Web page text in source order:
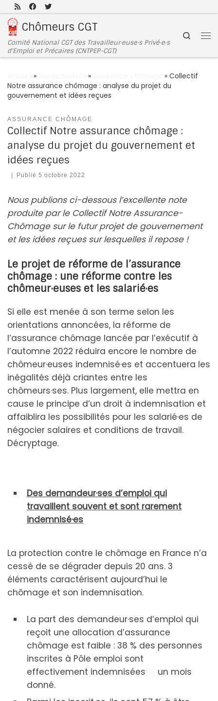
Passer au contenu
Chômeurs CGT
Comité National CGT des Travailleur·euse·s Privé·e·s
d'Emploi et Précaires (CNTPEP-CGT)
Search
» » » Collectif
Notre assurance chômage : analyse du projet du
gouvernement et idées reçues
ASSURANCE CHÔMAGE
Collectif Notre assurance chômage :
analyse du projet du gouvernement et
idées reçues
| Publié5 octobre 2022
Nous publions ci-dessous l’excellente note
produite par le Collectif Notre Assurance-
Chômage sur le futur projet de gouvernement
et les idées reçues sur lesquelles il repose !
Le projet de réforme de l’assurance
chômage : une réforme contre les
chômeur·euses et les salarié·es
Si elle est menée à son terme selon les
orientations annoncées, la réforme de
l’assurance chômage lancée par l’exécutif à
l’automne 2022 réduira encore le nombre de
chômeur·euses indemnisé·es et accentuera les
inégalités déjà criantes entre les
chômeurs·ses. Plus largement, elle mettra en
cause le principe d’un droit à indemnisation et
affaiblira les possibilités pour les salarié·es de
négocier salaires et conditions de travail.
Décryptage.
Des demandeur·ses d’emploi qui
travaillent souvent et sont rarement
indemnisé·es
La protection contre le chômage en France n’a
cessé de se dégrader depuis 20 ans. 3
éléments caractérisent aujourd’hui le
chômage et son indemnisation.
La part des demandeur·ses d’emploi qui
reçoit une allocation d’assurance
chômage est faible : 38 % des personnes
inscrites à Pôle emploi sont
effectivement indemnisées
un mois
donné.